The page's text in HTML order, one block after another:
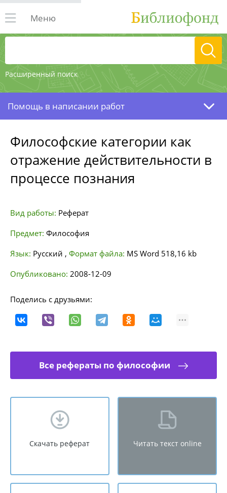
Расширенный поиск
Меню
Помощь в написании работ
Философские категории как
отражение действительности в
процессе познания
Вид работы: Реферат
Предмет: Философия
Язык: Русский , Формат файла: MS Word 518,16 kb
Опубликовано: 2008-12-09
Поделись с друзьями:
Все рефераты по философии
Скачать реферат Читать текст online